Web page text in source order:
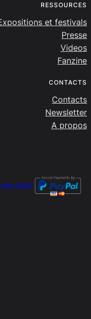
RESSOURCES
et festivals
Presse
Videos
Fanzine
CONTACTS
Contacts
Newsletter
A propos
Salort